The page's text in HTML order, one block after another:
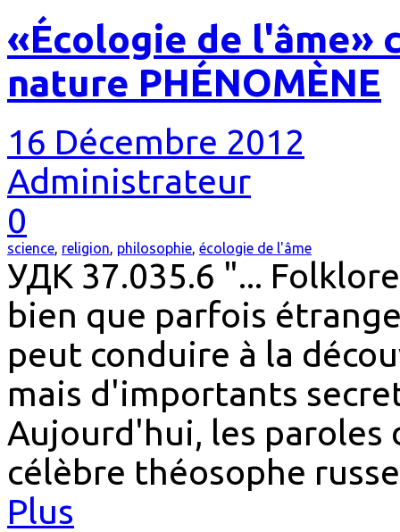
«Écologie de l'âme»
nature PHÉNOMÈNE
16 Décembre 2012
Administrateur
0
science, religion, philosophie, écologie de l'âme
УДК 37.035.6 "...
bien que parfois
peut conduire à la
mais d'importants
Aujourd'hui, les paroles
célèbre théosophe
Plus